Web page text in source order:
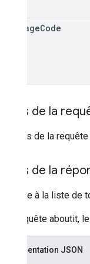
languageCode
Corps de la
Le corps de la
Corps de la
Réponse à la liste de
Si la requête aboutit,
Représentation JSON